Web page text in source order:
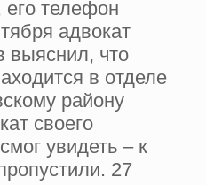
его телефон
адвокат
выяснил, что
в отделе
району
своего
увидеть – к
27